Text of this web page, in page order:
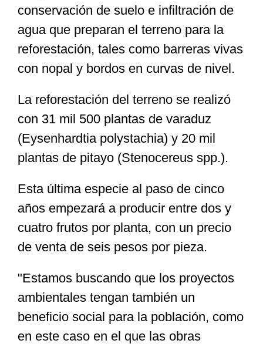
conservación de suelo e infiltración de
agua que preparan el terreno para la
reforestación, tales como barreras vivas
con nopal y bordos en curvas de nivel.
La reforestación del terreno se realizó
con 31 mil 500 plantas de varaduz
(Eysenhardtia polystachia) y 20 mil
plantas de pitayo (Stenocereus spp.).
Esta última especie al paso de cinco
años empezará a producir entre dos y
cuatro frutos por planta, con un precio
de venta de seis pesos por pieza.
"Estamos buscando que los proyectos
ambientales tengan también un
beneficio social para la población, como
en este caso en el que las obras